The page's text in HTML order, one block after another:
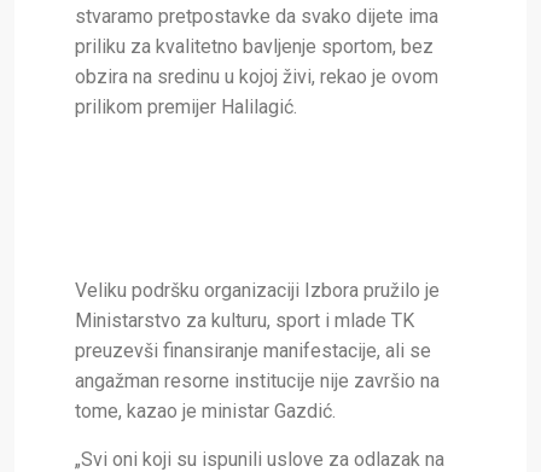
stvaramo pretpostavke da svako dijete ima
priliku za kvalitetno bavljenje sportom, bez
obzira na sredinu u kojoj živi, rekao je ovom
prilikom premijer Halilagić.
Veliku podršku organizaciji Izbora pružilo je
Ministarstvo za kulturu, sport i mlade TK
preuzevši finansiranje manifestacije, ali se
angažman resorne institucije nije završio na
tome, kazao je ministar Gazdić.
„Svi oni koji su ispunili uslove za odlazak na